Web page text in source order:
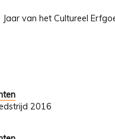
van het Cultureel
2016